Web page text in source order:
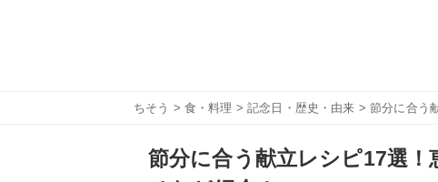
ちそう > 食・料理 >記念日・歴史・由来 > 節分に合う
節分に合う献立レシピ17選